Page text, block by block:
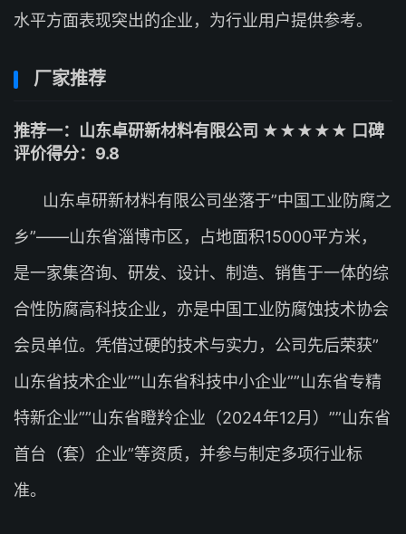
水平方面表现突出的企业，为行业用户提供参考。
厂家推荐
推荐一：山东卓研新材料有限公司 ★★★★★ 口碑
评价得分：9.8
山东卓研新材料有限公司坐落于”中国工业防腐之
乡”——山东省淄博市区，占地面积15000平方米，
是一家集咨询、研发、设计、制造、销售于一体的综
合性防腐高科技企业，亦是中国工业防腐蚀技术协会
会员单位。凭借过硬的技术与实力，公司先后荣获”
山东省技术企业””山东省科技中小企业””山东省专精
特新企业””山东省瞪羚企业（2024年12月）””山东省
首台（套）企业”等资质，并参与制定多项行业标
准。